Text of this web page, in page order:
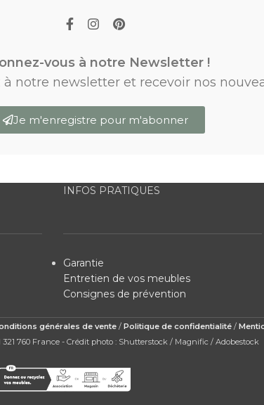
vous à notre Newsletter !
notre newsletter et recevoir nos
Je m'enregistre pour m'abonner
INFOS PRATIQUES
Garantie
Entretien de vos meubles
Consignes de prévention
générales de vente/ Politique de confidentialité/
321 760 France - Crédit photo : Shutterstock / Magnific / Adobestock